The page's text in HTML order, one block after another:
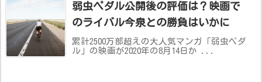
弱虫ペダル公開後の評価は？映画で
のライバル今泉との勝負はいかに
累計2500万部超えの大人気マンガ「弱虫ペダ
ル」の映画が2020年の8月14日か ...